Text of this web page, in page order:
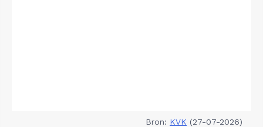
Bron: KVK (27-07-2026)